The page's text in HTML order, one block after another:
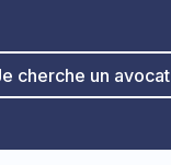
cherche un avocat